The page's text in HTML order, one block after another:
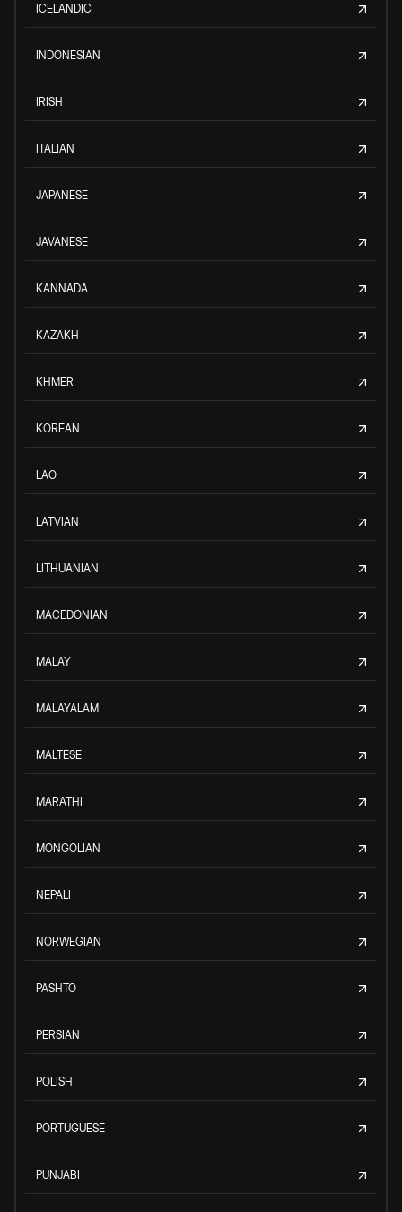
ICELANDIC
INDONESIAN
IRISH
ITALIAN
JAPANESE
JAVANESE
KANNADA
KAZAKH
KHMER
KOREAN
LAO
LATVIAN
LITHUANIAN
MACEDONIAN
MALAY
MALAYALAM
MALTESE
MARATHI
MONGOLIAN
NEPALI
NORWEGIAN
PASHTO
PERSIAN
POLISH
PORTUGUESE
PUNJABI